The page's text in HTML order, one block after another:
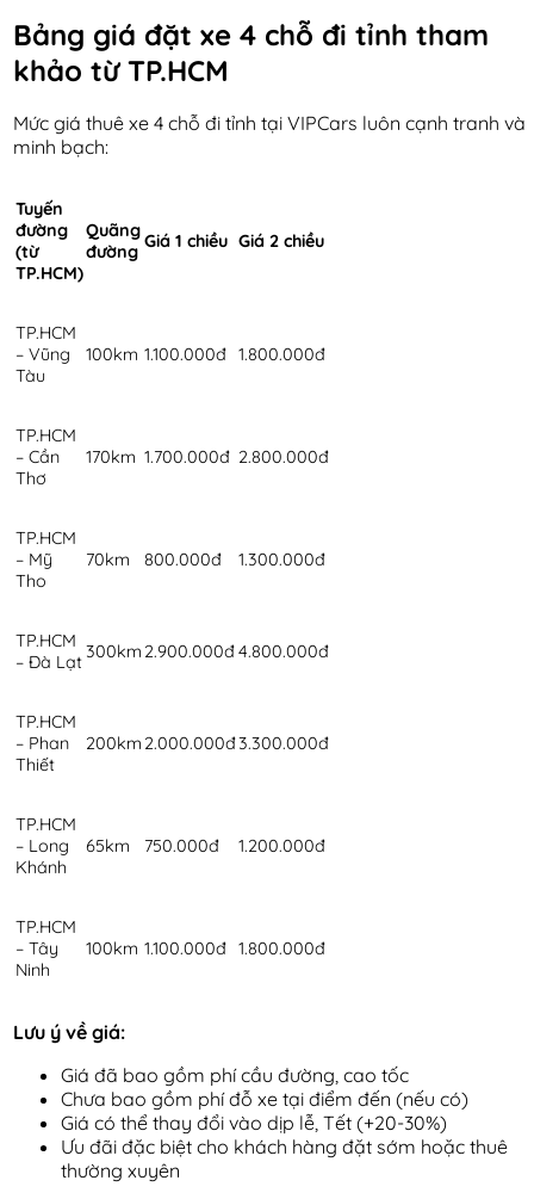
Bảng giá đặt xe 4 chỗ đi tỉnh tham
khảo từ TP.HCM
Mức giá thuê xe 4 chỗ đi tỉnh tại VIPCars luôn cạnh tranh và
minh bạch:
Tuyến
đường
(từ
TP.HCM)
Quãng
đường Giá 1 chiều Giá 2 chiều
TP.HCM
– Vũng
Tàu
100km 1.100.000đ 1.800.000đ
TP.HCM
– Cần
Thơ
170km 1.700.000đ 2.800.000đ
TP.HCM
– Mỹ
Tho
70km 800.000đ 1.300.000đ
TP.HCM
– Đà Lạt300km 2.900.000đ4.800.000đ
TP.HCM
– Phan
Thiết
200km 2.000.000đ3.300.000đ
TP.HCM
– Long
Khánh
65km 750.000đ 1.200.000đ
TP.HCM
– Tây
Ninh
100km 1.100.000đ 1.800.000đ
Lưu ý về giá:
Giá đã bao gồm phí cầu đường, cao tốc
Chưa bao gồm phí đỗ xe tại điểm đến (nếu có)
Giá có thể thay đổi vào dịp lễ, Tết (+20-30%)
Ưu đãi đặc biệt cho khách hàng đặt sớm hoặc thuê
thường xuyên